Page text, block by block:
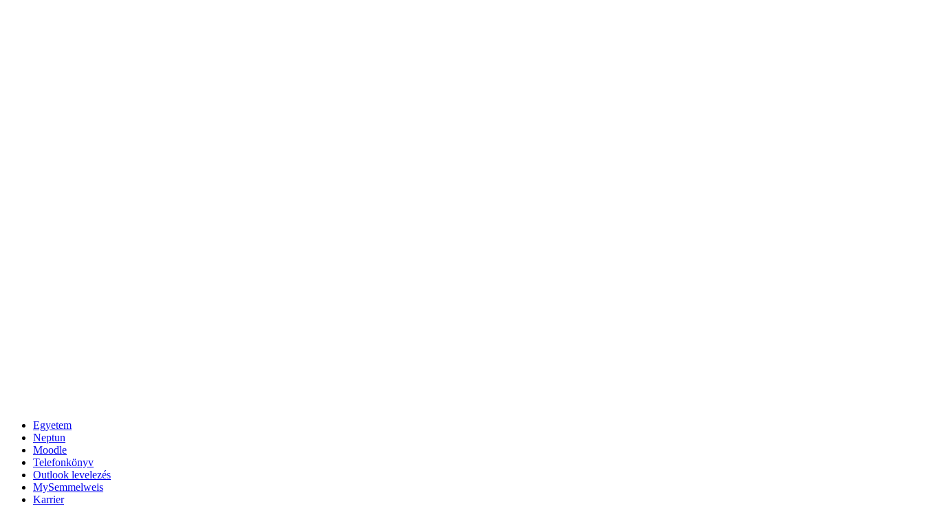
Egyetem
Neptun
Moodle
Telefonkönyv
Outlook levelezés
MySemmelweis
Karrier